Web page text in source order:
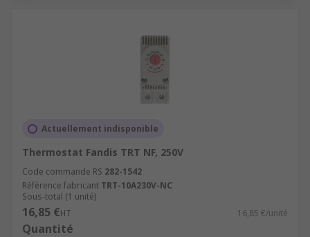
Actuellement indisponible
Thermostat Fandis TRT NF, 250V
Code commande RS 282-1542
Référence fabricant TRT-10A230V-NC
Sous-total (1 unité)
16,85 €HT 16,85 €/unité
Quantité